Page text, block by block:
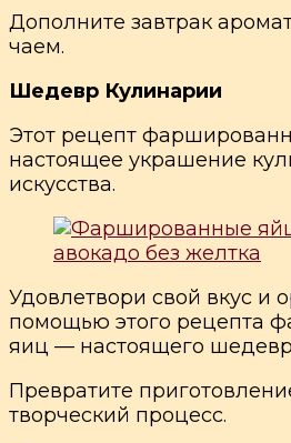
Дополните завтрак
чаем.
Шедевр Кулинарии
Этот рецепт
настоящее украшение
искусства.
Удовлетвори свой вкус и
помощью этого рецепта
яиц — настоящего
Превратите
творческий процесс.